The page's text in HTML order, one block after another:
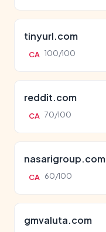
tinyurl.com
CA 100/100
reddit.com
CA 70/100
nasarigroup.com
CA 60/100
gmvaluta.com